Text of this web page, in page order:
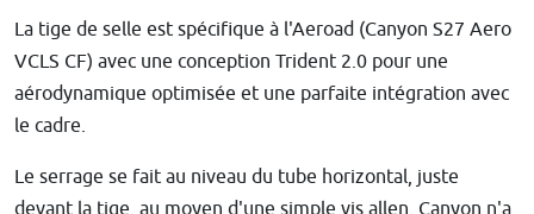
La tige de selle est spécifique à l'Aeroad (Canyon S27 Aero
VCLS CF) avec une conception Trident 2.0 pour une
aérodynamique optimisée et une parfaite intégration avec
le cadre.
Le serrage se fait au niveau du tube horizontal, juste